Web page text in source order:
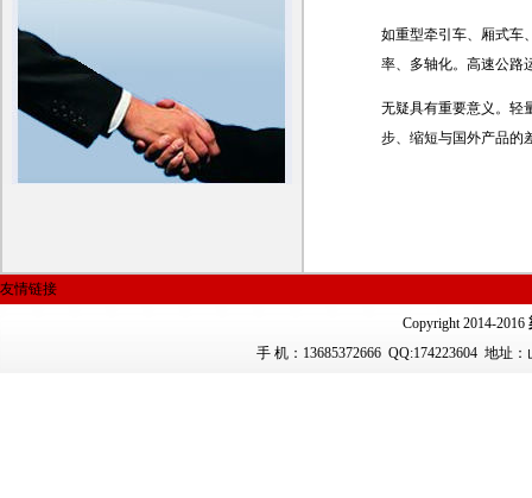
如重型牵引车、厢式车
率、多轴化。高速公路
无疑具有重要意义。 轻
步、缩短与国外产品的
友情链接
Copyright 2014-2016
手 机：13685372666 QQ:174223604 地址